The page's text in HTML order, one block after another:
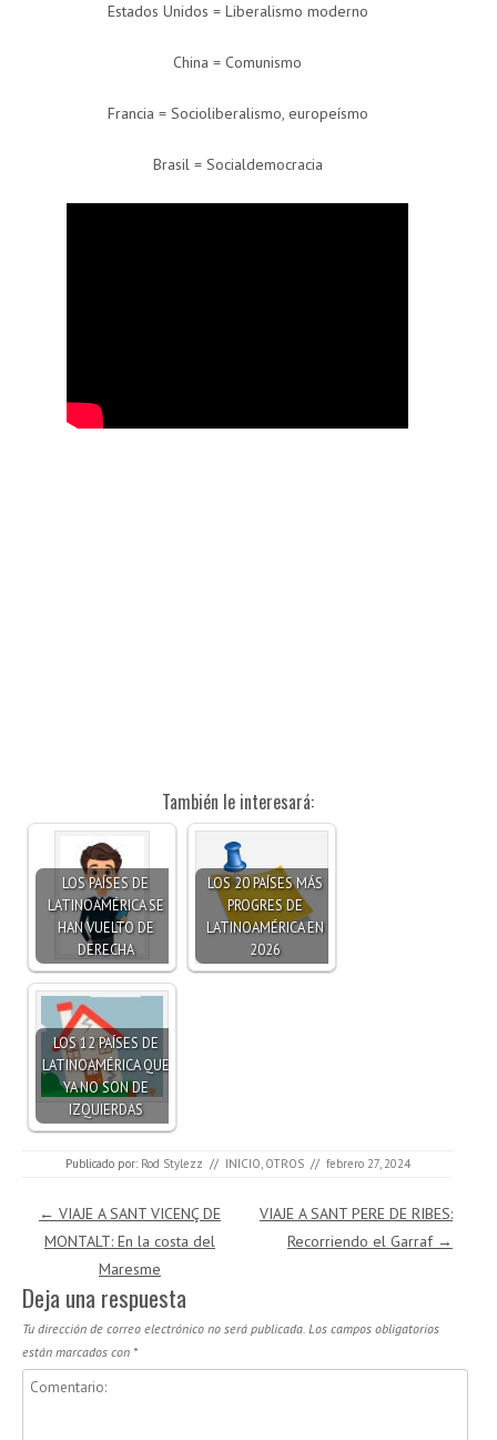
Estados Unidos = Liberalismo moderno
China = Comunismo
Francia = Socioliberalismo, europeísmo
Brasil = Socialdemocracia
También le interesará:
LOS PAÍSES DE
LATINOAMÉRICA SE
HAN VUELTO DE
DERECHA
LOS 20 PAÍSES MÁS
PROGRES DE
LATINOAMÉRICA EN
2026
LOS 12 PAÍSES DE
LATINOAMÉRICA QUE
YA NO SON DE
IZQUIERDAS
Publicado por: Rod Stylezz // INICIO OTROS // febrero 27, 2024
Navegación de entradas
← VIAJE A SANT VICENÇ DE
MONTALT: En la costa del
Maresme
VIAJE A SANT PERE DE RIBES:
Recorriendo el Garraf →
Deja una respuesta
Tu dirección de correo electrónico no será publicada. Los campos obligatorios
están marcados con *